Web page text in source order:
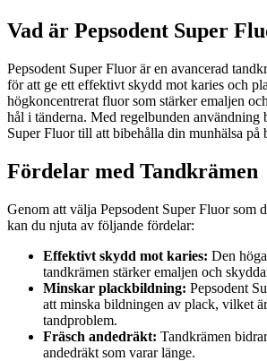
Vad är Pepsodent Super
Pepsodent Super Fluor är en avancerad
för att ge ett effektivt skydd mot karies och
högkoncentrerat fluor som stärker emaljen
hål i tänderna. Med regelbunden användning
Super Fluor till att bibehålla din munhälsa på
Fördelar med Tandkrämen
Genom att välja Pepsodent Super Fluor som
kan du njuta av följande fördelar:
Effektivt skydd mot karies: Den
tandkrämen stärker emaljen och
Minskar plackbildning: Pepsodent
att minska bildningen av plack, vilket
tandproblem.
Fräsch andedräkt: Tandkrämen
andedräkt som varar länge.